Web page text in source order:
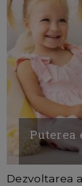
Puterea
Dezvoltarea